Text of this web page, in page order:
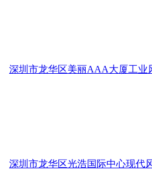
深圳市龙华区美丽AAA大厦工业
深圳市龙华区光浩国际中心现代